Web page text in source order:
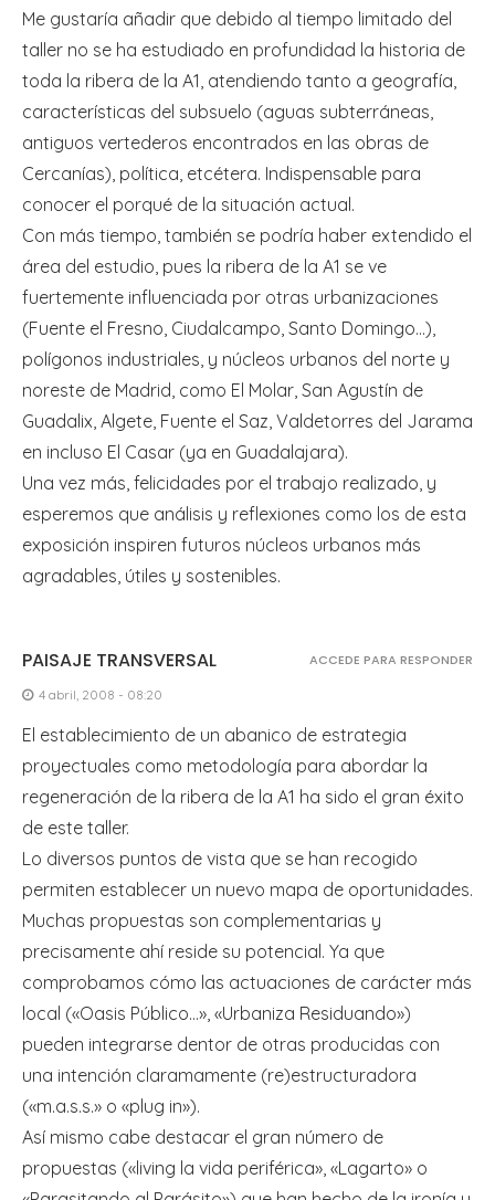
Me gustaría añadir que debido al tiempo limitado del
taller no se ha estudiado en profundidad la historia de
toda la ribera de la A1, atendiendo tanto a geografía,
características del subsuelo (aguas subterráneas,
antiguos vertederos encontrados en las obras de
Cercanías), política, etcétera. Indispensable para
conocer el porqué de la situación actual.
Con más tiempo, también se podría haber extendido el
área del estudio, pues la ribera de la A1 se ve
fuertemente influenciada por otras urbanizaciones
(Fuente el Fresno, Ciudalcampo, Santo Domingo…),
polígonos industriales, y núcleos urbanos del norte y
noreste de Madrid, como El Molar, San Agustín de
Guadalix, Algete, Fuente el Saz, Valdetorres del Jarama
en incluso El Casar (ya en Guadalajara).
Una vez más, felicidades por el trabajo realizado, y
esperemos que análisis y reflexiones como los de esta
exposición inspiren futuros núcleos urbanos más
agradables, útiles y sostenibles.
PAISAJE TRANSVERSAL
4 abril, 2008 - 08:20
El establecimiento de un abanico de estrategia
proyectuales como metodología para abordar la
regeneración de la ribera de la A1 ha sido el gran éxito
de este taller.
Lo diversos puntos de vista que se han recogido
permiten establecer un nuevo mapa de oportunidades.
Muchas propuestas son complementarias y
precisamente ahí reside su potencial. Ya que
comprobamos cómo las actuaciones de carácter más
local («Oasis Público…», «Urbaniza Residuando»)
pueden integrarse dentor de otras producidas con
una intención claramamente (re)estructuradora
(«m.a.s.s.» o «plug in»).
Así mismo cabe destacar el gran número de
propuestas («living la vida periférica», «Lagarto» o
ACCEDE PARA RESPONDER